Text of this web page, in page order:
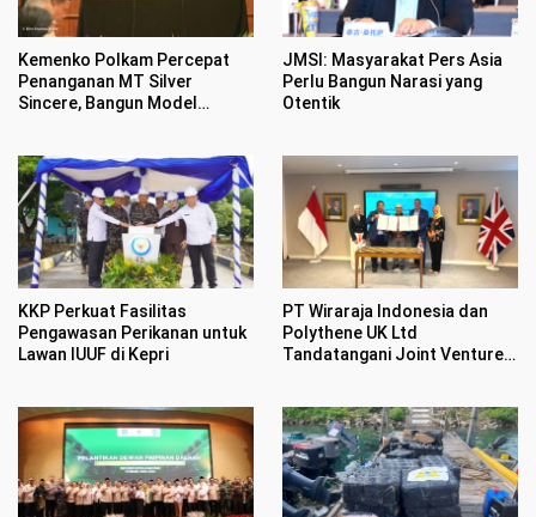
Kemenko Polkam Percepat
Penanganan MT Silver
Sincere, Bangun Model
JMSI: Masyarakat Pers Asia
Perlu Bangun Narasi yang
Otentik
KKP Perkuat Fasilitas
Pengawasan Perikanan untuk
Lawan IUUF di Kepri
PT Wiraraja Indonesia dan
Polythene UK Ltd
Tandatangani Joint Venture